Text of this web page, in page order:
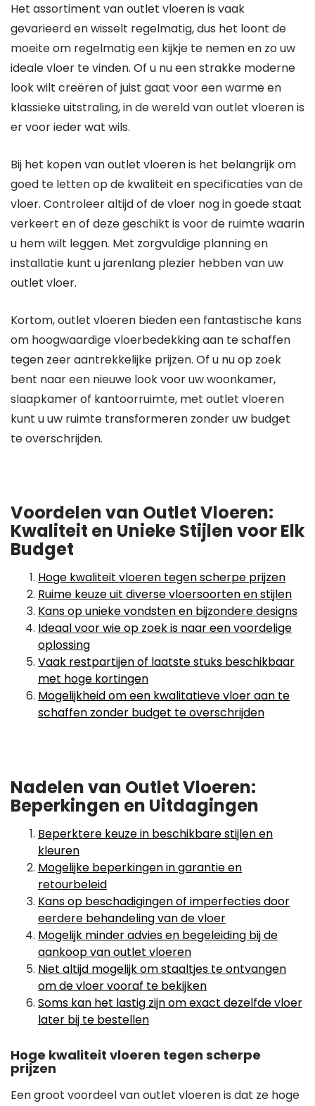
Het assortiment van outlet vloeren is vaak
gevarieerd en wisselt regelmatig, dus het loont de
moeite om regelmatig een kijkje te nemen en zo uw
ideale vloer te vinden. Of u nu een strakke moderne
look wilt creëren of juist gaat voor een warme en
klassieke uitstraling, in de wereld van outlet vloeren is
er voor ieder wat wils.
Bij het kopen van outlet vloeren is het belangrijk om
goed te letten op de kwaliteit en specificaties van de
vloer. Controleer altijd of de vloer nog in goede staat
verkeert en of deze geschikt is voor de ruimte waarin
u hem wilt leggen. Met zorgvuldige planning en
installatie kunt u jarenlang plezier hebben van uw
outlet vloer.
Kortom, outlet vloeren bieden een fantastische kans
om hoogwaardige vloerbedekking aan te schaffen
tegen zeer aantrekkelijke prijzen. Of u nu op zoek
bent naar een nieuwe look voor uw woonkamer,
slaapkamer of kantoorruimte, met outlet vloeren
kunt u uw ruimte transformeren zonder uw budget
te overschrijden.
Voordelen van Outlet Vloeren:
Kwaliteit en Unieke Stijlen voor Elk
Budget
Hoge kwaliteit vloeren tegen scherpe prijzen
Ruime keuze uit diverse vloersoorten en stijlen
Kans op unieke vondsten en bijzondere designs
Ideaal voor wie op zoek is naar een voordelige
oplossing
Vaak restpartijen of laatste stuks beschikbaar
met hoge kortingen
Mogelijkheid om een kwalitatieve vloer aan te
schaffen zonder budget te overschrijden
Nadelen van Outlet Vloeren:
Beperkingen en Uitdagingen
Beperktere keuze in beschikbare stijlen en
kleuren
Mogelijke beperkingen in garantie en
retourbeleid
Kans op beschadigingen of imperfecties door
eerdere behandeling van de vloer
Mogelijk minder advies en begeleiding bij de
aankoop van outlet vloeren
Niet altijd mogelijk om staaltjes te ontvangen
om de vloer vooraf te bekijken
Soms kan het lastig zijn om exact dezelfde vloer
later bij te bestellen
Hoge kwaliteit vloeren tegen scherpe
prijzen
Een groot voordeel van outlet vloeren is dat ze hoge